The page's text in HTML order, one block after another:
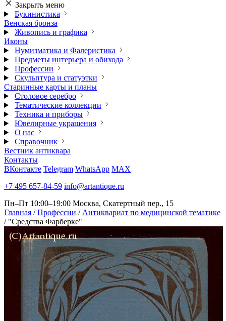
Закрыть меню
Букинистика
Венская бронза
Живопись и графика
Иконы
Нумизматика и Фалеристика
Предметы интерьера и обихода
Профессии
Скульптура и статуэтки
Старинные карты и планы
Столовое серебро
Тематические коллекции
Техника и приборы
Ювелирные украшения
О нас
Справочник
Вестник антиквара
Контакты
ВКонтакте Telegram WhatsApp MAX
+7 495 657-84-59 info@artantique.ru
Пн–Пт 10:00–19:00 Москва, Скатертный пер., 15
Главная / Профессии / Антиквариат по медицинской тематике
/ "Средства Фарберке"